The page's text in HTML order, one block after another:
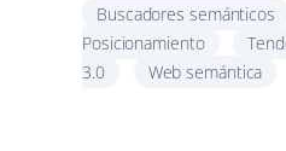
Buscadores semánticos
Posicionamiento
3.0
Web semántica